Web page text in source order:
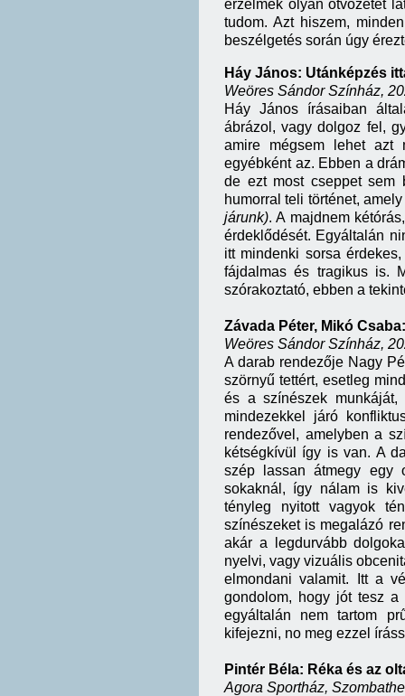
érzelmek olyan ötvözetét
tudom. Azt hiszem,
beszélgetés során úgy
Háy János: Utánképzés
Weöres Sándor Színház,
Háy János írásaiban
ábrázol, vagy dolgoz fel,
amire mégsem lehet azt
egyébként az. Ebben a
de ezt most cseppet sem
humorral teli történet,
járunk). A majdnem
érdeklődését. Egyáltalán
itt mindenki sorsa
fájdalmas és tragikus is.
szórakoztató, ebben a
Závada Péter, Mikó
Weöres Sándor Színház,
A darab rendezője Nagy
szörnyű tettért, esetleg
és a színészek munkáját,
mindezekkel járó
rendezővel, amelyben a
kétségkívül így is van. A
szép lassan átmegy egy
sokaknál, így nálam is
tényleg nyitott vagyok
színészeket is megalázó
akár a legdurvább
nyelvi, vagy vizuális
elmondani valamit. Itt a
gondolom, hogy jót tesz
egyáltalán nem tartom
kifejezni, no meg ezzel
Pintér Béla: Réka és az
Agora Sportház,